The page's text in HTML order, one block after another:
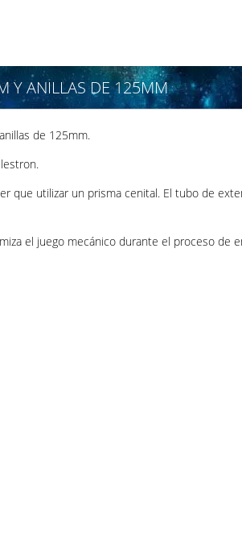
Y ANILLAS DE 125MM
de 125mm.
que utilizar un prisma cenital. El tubo de
el juego mecánico durante el proceso de